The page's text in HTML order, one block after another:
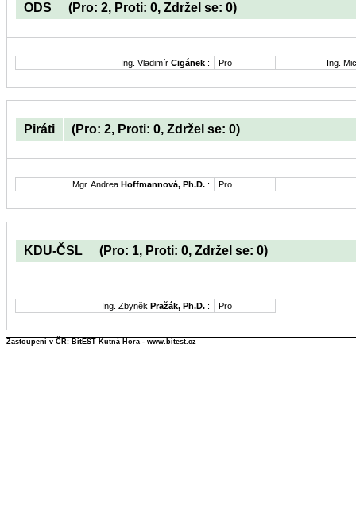
ODS (Pro: 2, Proti: 0, Zdržel se: 0)
Ing. Vladimír Cigánek : Pro Ing.
Piráti (Pro: 2, Proti: 0, Zdržel se: 0)
Mgr. Andrea Hoffmannová, Ph.D. : Pro
KDU-ČSL (Pro: 1, Proti: 0, Zdržel se: 0)
Ing. Zbyněk Pražák, Ph.D. : Pro
Zastoupení v ČR: BitEST Kutná Hora - www.bitest.cz